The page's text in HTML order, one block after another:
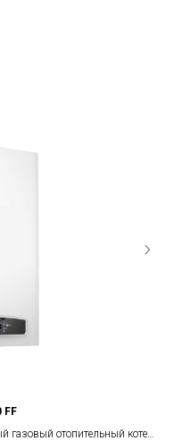
FF
газовый отопительный котел